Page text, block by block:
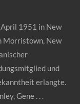
April 1951 in New
Morristown, New
und
erlangte.
Gene